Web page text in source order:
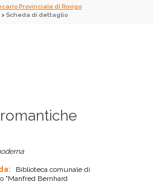
Provinciale di Rovigo
Scheda di dettaglio
Biblioteca comunale di
"Manfred Bernhard